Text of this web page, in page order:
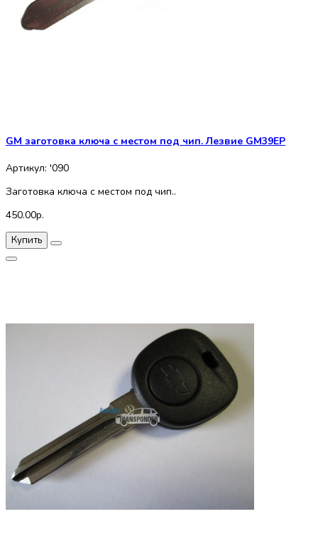
GM заготовка ключа с местом под чип. Лезвие GM39EP
Артикул: '090
Заготовка ключа с местом под чип..
450.00р.
Купить